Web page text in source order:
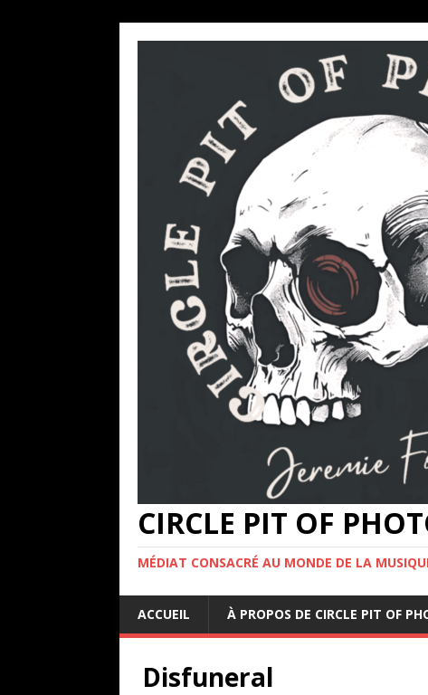
CIRCLE PIT OF
MÉDIAT CONSACRÉ AU MONDE DE LA
ACCUEIL À PROPOS DE CIRCLE PIT OF
Disfuneral